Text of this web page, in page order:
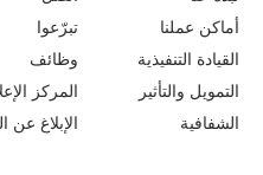
a
r
n
أماكن عملنا
القيادة التنفيذية
التمويل والتأثير
الشفافية
b
e
y
تبرّعوا
وظائف
المركز
الإبلاغ عن